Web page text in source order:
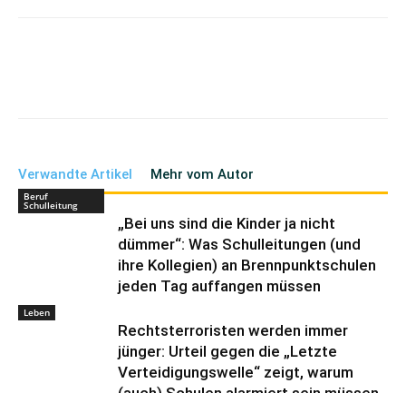
Verwandte Artikel Mehr vom Autor
Beruf
Schulleitung
„Bei uns sind die Kinder ja nicht
dümmer“: Was Schulleitungen (und
ihre Kollegien) an Brennpunktschulen
jeden Tag auffangen müssen
Leben
Rechtsterroristen werden immer
jünger: Urteil gegen die „Letzte
Verteidigungswelle“ zeigt, warum